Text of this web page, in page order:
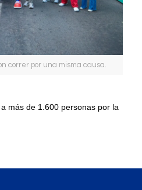
correr por una misma causa.
más de 1.600 personas por la